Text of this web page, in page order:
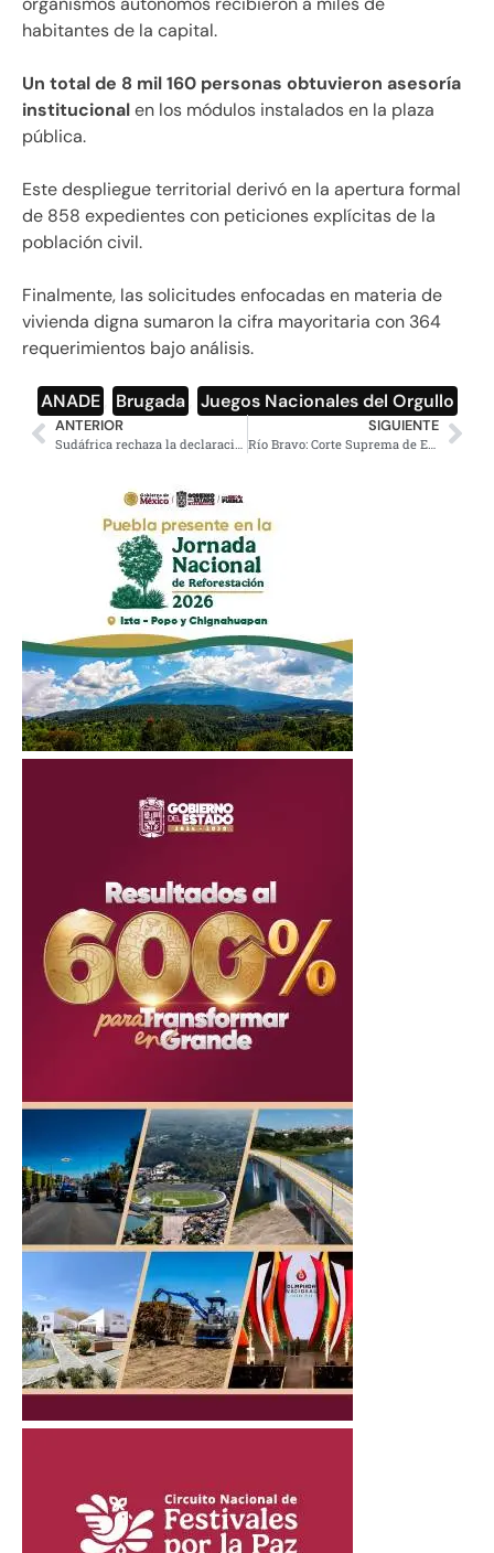
habitantes de la capital.
Un total de 8 mil 160 personas obtuvieron asesoría
institucionalen los módulos instalados en la plaza
pública.
Este despliegue territorial derivó en la apertura formal
de 858 expedientes con peticiones explícitas de la
población civil.
Finalmente, las solicitudes enfocadas en materia de
vivienda digna sumaron la cifra mayoritaria con 364
requerimientos bajo análisis.
ANADE Brugada Juegos Nacionales del Orgullo
ANTERIOR SIGUIENTE
Río Bravo: Corte Suprema de EU Limita Bombeo de Agua